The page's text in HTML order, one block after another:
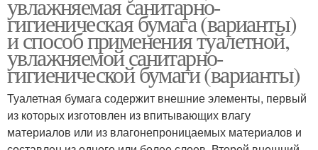
увлажняемая санитарно-
гигиеническая бумага (варианты)
и способ применения туалетной,
увлажняемой санитарно-
гигиенической бумаги (варианты)
Туалетная бумага содержит внешние элементы, первый
из которых изготовлен из впитывающих влагу
материалов или из влагонепроницаемых материалов и